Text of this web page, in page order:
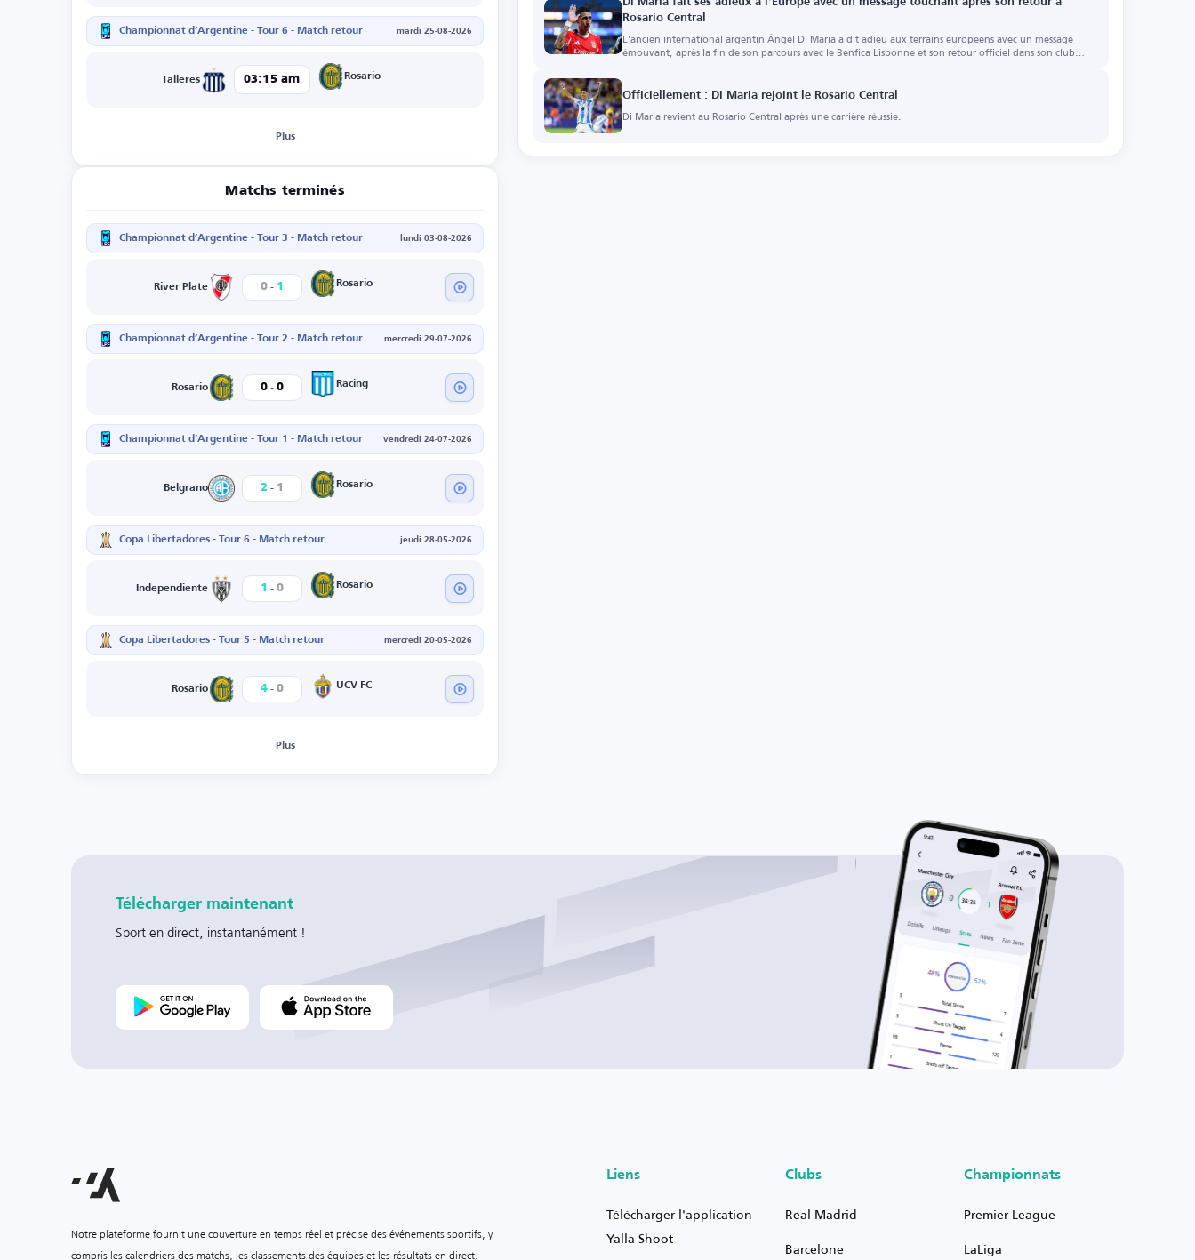
Championnat d’Argentine - Tour 6 - Match retour mardi 25-08-2026
Talleres 03:15 am Rosario
Plus
Matchs terminés
Championnat d’Argentine - Tour 3 - Match retour lundi 03-08-2026
River Plate 0 - 1 Rosario
Championnat d’Argentine - Tour 2 - Match retour mercredi 29-07-2026
Rosario 0 - 0 Racing
Championnat d’Argentine - Tour 1 - Match retour vendredi 24-07-2026
Belgrano 2 - 1 Rosario
Copa Libertadores - Tour 6 - Match retour jeudi 28-05-2026
Independiente 1 - 0 Rosario
Copa Libertadores - Tour 5 - Match retour mercredi 20-05-2026
Rosario 4 - 0 UCV FC
Plus
Rosario Central
L'ancien international argentin Ángel Di María a dit adieu aux terrains européens avec un message
émouvant, après la fin de son parcours avec le Benfica Lisbonne et son retour officiel dans son club
Officiellement : Di Maria rejoint le Rosario Central
Di Maria revient au Rosario Central après une carrière réussie.
Télécharger maintenant
Sport en direct, instantanément !
Notre plateforme fournit une couverture en temps réel et précise des événements sportifs, y
compris les calendriers des matchs, les classements des équipes et les résultats en direct.
Liens
Télécharger l'application
Yalla Shoot
Clubs
Real Madrid
Barcelone
Championnats
Premier League
LaLiga